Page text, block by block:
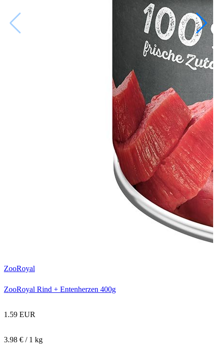
ZooRoyal
ZooRoyal Rind + Entenherzen 400g
1.59 EUR
3.98 € / 1 kg